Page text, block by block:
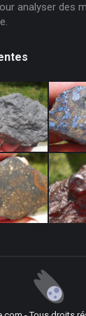
analyser des